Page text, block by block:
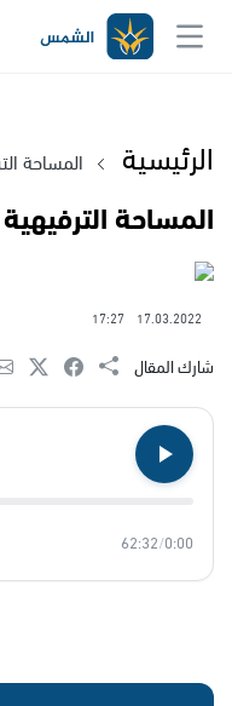
الرئيسية المساحة
المساحة الترفيهية -
17.03.2022
17:27
شارك المقال
0:00
/
62:32